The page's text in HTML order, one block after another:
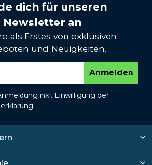
dich für unseren
Newsletter an
als Erstes von exklusiven
und Neuigkeiten.
Anmelden
inkl. Einwilligung der
.